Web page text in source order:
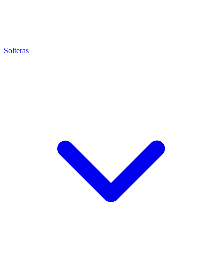
Solteras